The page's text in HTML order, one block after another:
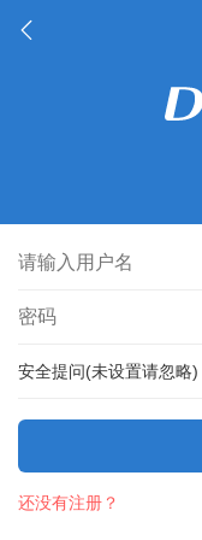
安全提问(未设置请忽略)
还没有注册？